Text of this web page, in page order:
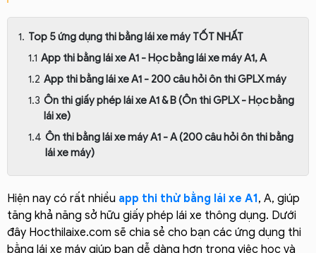
Top 5 ứng dụng thi bằng lái xe máy TỐT NHẤT
App thi bằng lái xe A1 - Học bằng lái xe máy A1, A
App thi bằng lái xe A1 - 200 câu hỏi ôn thi GPLX máy
Ôn thi giấy phép lái xe A1 & B (Ôn thi GPLX - Học bằng
lái xe)
Ôn thi bằng lái xe máy A1 - A (200 câu hỏi ôn thi bằng
lái xe máy)
Hiện nay có rất nhiều app thi thử bằng lái xe A1, A, giúp
tăng khả năng sở hữu giấy phép lái xe thông dụng. Dưới
đây Hocthilaixe.com sẽ chia sẻ cho bạn các ứng dụng thi
bằng lái xe máy giúp bạn dễ dàng hơn trong việc học và